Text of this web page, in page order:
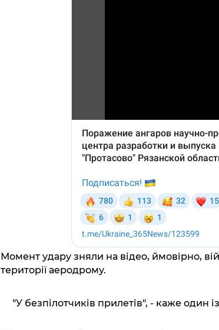
Момент удару зняли на відео, ймовірно,
території аеродрому.
"У безпілотчиків прилетів", - каже один